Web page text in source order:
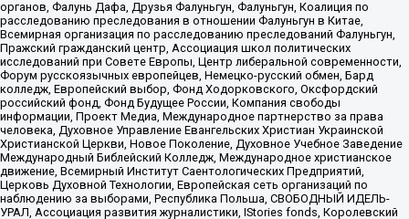
органов, Фалунь Дафа, Друзья Фалуньгун, Фалуньгун, Коалиция по
расследованию преследования в отношении Фалуньгун в Китае,
Всемирная организация по расследованию преследований Фалуньгун,
Пражский гражданский центр, Ассоциация школ политических
исследований при Совете Европы, Центр либеральной современности,
Форум русскоязычных европейцев, Немецко-русский обмен, Бард
колледж, Европейский выбор, Фонд Ходорковского, Оксфордский
российский фонд, Фонд Будущее России, Компания свободы
информации, Проект Медиа, Международное партнерство за права
человека, Духовное Управление Евангельских Христиан Украинской
Христианской Церкви, Новое Поколение, Духовное Учебное Заведение
Международный Библейский Колледж, Международное христианское
движение, Всемирный Институт Саентологических Предприятий,
Церковь Духовной Технологии, Европейская сеть организаций по
наблюдению за выборами, Республика Польша, СВОБОДНЫЙ ИДЕЛЬ-
УРАЛ, Ассоциация развития журналистики, IStories fonds, Королевский